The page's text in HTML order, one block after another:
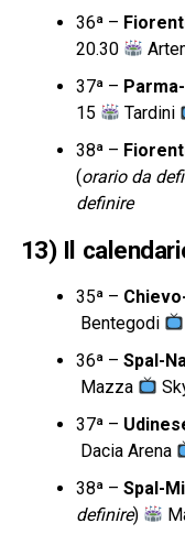
36ª –
20.30
37ª –
15
Tardini
38ª –
(orario da
definire
13) Il
35ª –
Bentegodi
36ª – Spal-
Mazza
37ª –
Dacia Arena
38ª – Spal-
definire)